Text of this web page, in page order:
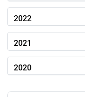
2022
2021
2020